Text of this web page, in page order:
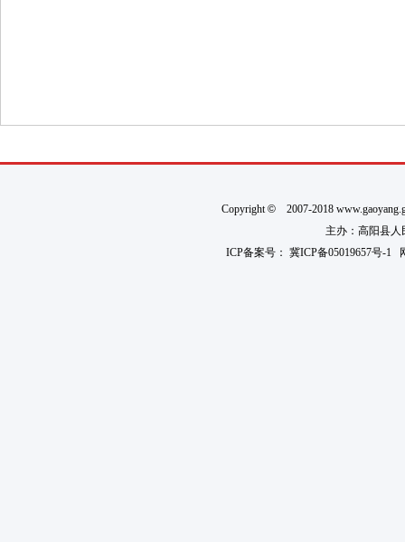
Copyright©2007-2018
主办：高阳县人
ICP备案号： 冀ICP备05019657号-1网